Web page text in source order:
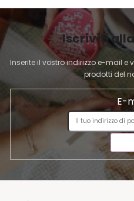
'
l
G
N
Iscriviti
Inserite il vostro indirizzo e-mail e
prodotti del
E-